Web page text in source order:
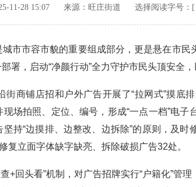
11-28 15:07 来源： 旺庄街道 选择阅读字号：[
市容市貌的重要组成部分，更是悬在市民
署，启动“净颜行动”全力守护市民头顶安全
铺店招和户外广告开展了“拉网式”摸底
场拍照、定位、编号，形成“一点一档”电
持“边摸排、边整改、边拆除”的原则，及
立面字体缺字缺亮、拆除破损广告32处。
头看”机制，对广告招牌实行“户籍化”管